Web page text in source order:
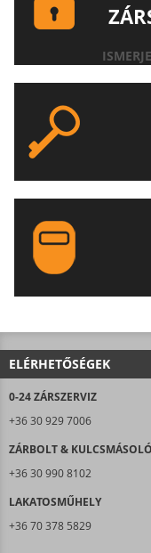
ELÉRHETŐSÉGEK
0-24 ZÁRSZERVIZ
+36 30 929 7006
ZÁRBOLT & KULCSMÁSOLÓ
+36 30 990 8102
LAKATOSMŰHELY
+36 70 378 5829